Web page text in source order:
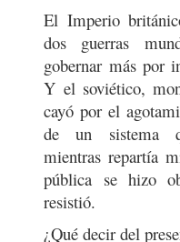
El Imperio
dos guerras
gobernar más por
Y el soviético,
cayó por el
de un sistema
mientras repartía
pública se hizo
resistió.
¿Qué decir del